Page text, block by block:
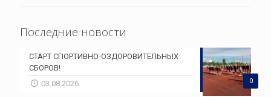
Последние новости
0
СТАРТ СПОРТИВНО-ОЗДОРОВИТЕЛЬНЫХ
СБОРОВ!
03.08.2026